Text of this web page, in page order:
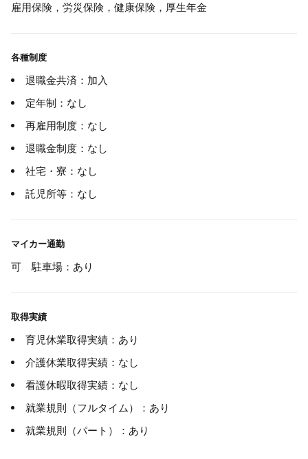
雇用保険，労災保険，健康保険，厚生年金
各種制度
退職金共済：加入
定年制：なし
再雇用制度：なし
退職金制度：なし
社宅・寮：なし
託児所等：なし
マイカー通勤
可 駐車場：あり
取得実績
育児休業取得実績：あり
介護休業取得実績：なし
看護休暇取得実績：なし
就業規則（フルタイム）：あり
就業規則（パート）：あり